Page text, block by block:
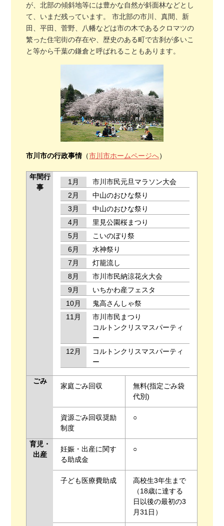
が、北部の傾斜地等には豊かな自然が斜面林などとし
て、いまだ残っています。 市北部の市川、真間、新
田、平田、菅野、八幡などは市の木であるクロマツの
繁った住宅街の存在や、歴史のある町で古刹が多いこ
と等から千葉の鎌倉と呼ばれることもあります。
市川市の行政事情（市川市ホームページへ）
年間行
事
1月
市川市民元旦マラソン大会
2月
中山のおひな祭り
3月
中山のおひな祭り
4月
里見公園桜まつり
5月
こいのぼり祭
6月
水神祭り
7月
灯籠流し
8月
市川市民納涼花火大会
9月
いちかわ産フェスタ
10月
鬼高さんしゃ祭
11月
市川市民まつり
コルトンクリスマスパーティ
ー
12月
コルトンクリスマスパーティ
ー
ごみ
家庭ごみ回収
無料(指定ごみ袋
代別)
資源ごみ回収奨励
制度
○
育児・
出産
妊娠・出産に関す
る助成金
○
子ども医療費助成
高校生3年生まで
（18歳に達する
日以後の最初の3
月31日）